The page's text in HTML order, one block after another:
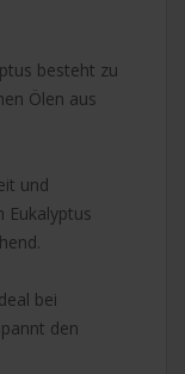
besteht zu
Ölen aus
und
Eukalyptus
bei
den